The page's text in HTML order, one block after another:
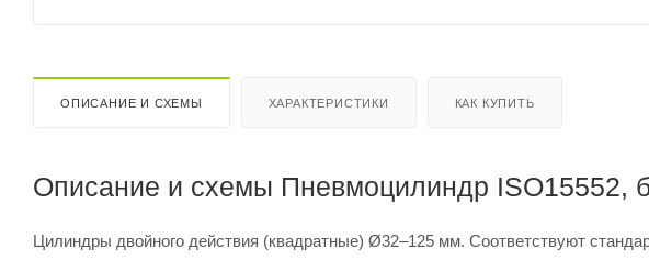
ОПИСАНИЕ И СХЕМЫ ХАРАКТЕРИСТИКИ КАК КУПИТЬ
Описание и схемы Пневмоцилиндр ISO15552,
Цилиндры двойного действия (квадратные) Ø32–125 мм. Соответствуют